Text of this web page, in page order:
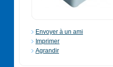
Envoyer à un ami
Imprimer
Agrandir